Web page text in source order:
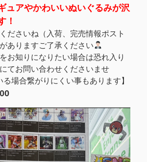
ュアやかわいいぬいぐるみが沢
！
ださいね（入荷、完売情報ポスト
ありますご了承ください
お知りになりたい場合は恐れ入り
てお問い合わせくださいませ
る場合繋がりにくい事もあります】